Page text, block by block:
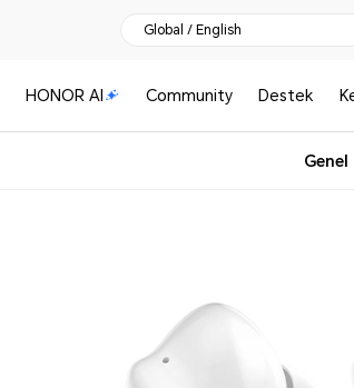
Global / English
HONOR AI Community Destek
Genel